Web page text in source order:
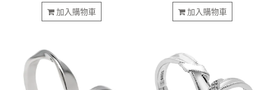
加入購物車 加入購物車